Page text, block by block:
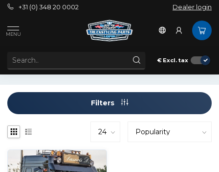
+31 (0) 348 20 0002 Dealer login
MENU
€ Excl. tax
Tags
PRODUCTS TAGGED WITH CABINETRAP XF
Filters